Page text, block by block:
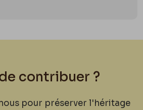
contribuer ?
pour préserver l'héritage